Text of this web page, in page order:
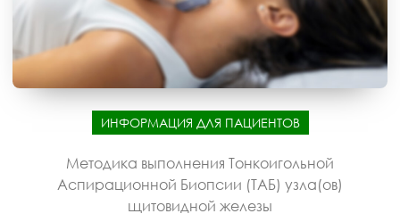
ИНФОРМАЦИЯ ДЛЯ ПАЦИЕНТОВ
Методика выполнения Тонкоигольной
Аспирационной Биопсии (ТАБ) узла(ов)
щитовидной железы